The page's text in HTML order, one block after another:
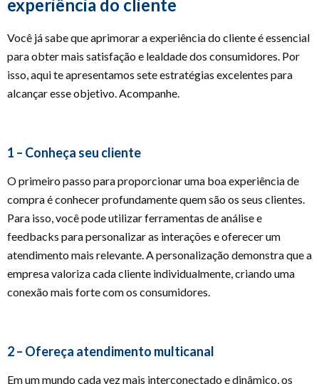
experiência do cliente
Você já sabe que aprimorar a experiência do cliente é essencial
para obter mais satisfação e lealdade dos consumidores. Por
isso, aqui te apresentamos sete estratégias excelentes para
alcançar esse objetivo. Acompanhe.
1 – Conheça seu cliente
O primeiro passo para proporcionar uma boa experiência de
compra é conhecer profundamente quem são os seus clientes.
Para isso, você pode utilizar ferramentas de análise e
feedbacks para personalizar as interações e oferecer um
atendimento mais relevante. A personalização demonstra que a
empresa valoriza cada cliente individualmente, criando uma
conexão mais forte com os consumidores.
2 – Ofereça atendimento multicanal
Em um mundo cada vez mais interconectado e dinâmico, os